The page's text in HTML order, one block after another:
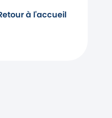
à l'accueil